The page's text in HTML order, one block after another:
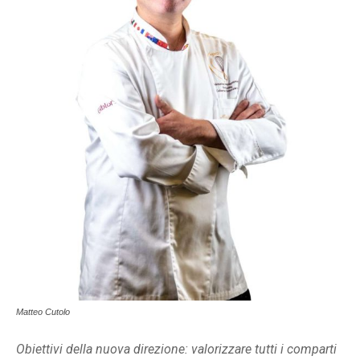
Matteo Cutolo
Obiettivi della nuova direzione: valorizzare tutti i comparti